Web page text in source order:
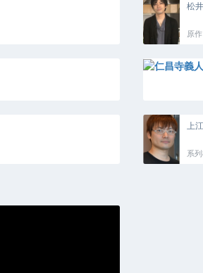
松
原作
上
系